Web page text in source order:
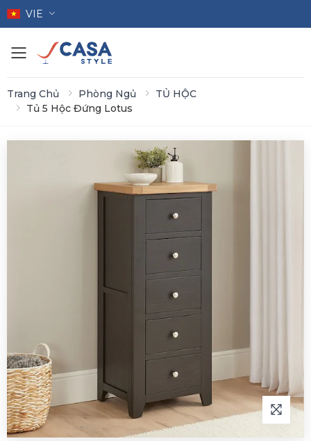
VIE
Toggle mobile menu
Trang Chủ Phòng Ngủ
TỦ HỘC
Tủ 5 Hộc Đứng Lotus